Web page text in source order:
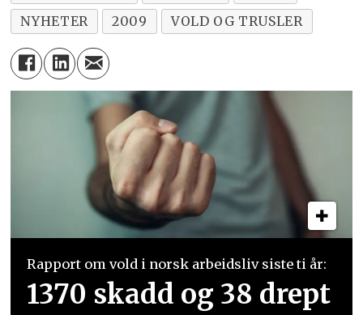
NYHETER
2009 VOLD OG TRUSLER
Rapport om vold i norsk arbeidsliv siste ti år:
1370 skadd og 38 drept